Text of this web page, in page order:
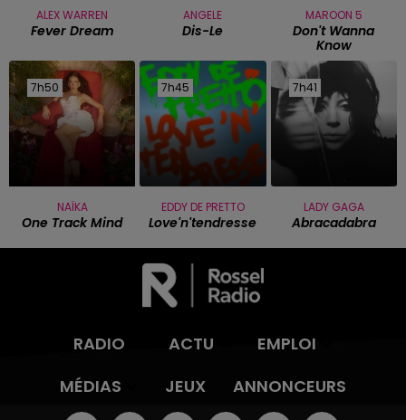
ALEX WARREN
Fever Dream
ANGELE
Dis-Le
MAROON 5
Don't Wanna
Know
7h50
7h50
NAÏKA
One Track Mind
7h45
7h45
EDDY DE PRETTO
Love'n'tendresse
7h41
7h41
LADY GAGA
Abracadabra
RADIO ACTU
EMPLOI
MÉDIAS
JEUX ANNONCEURS